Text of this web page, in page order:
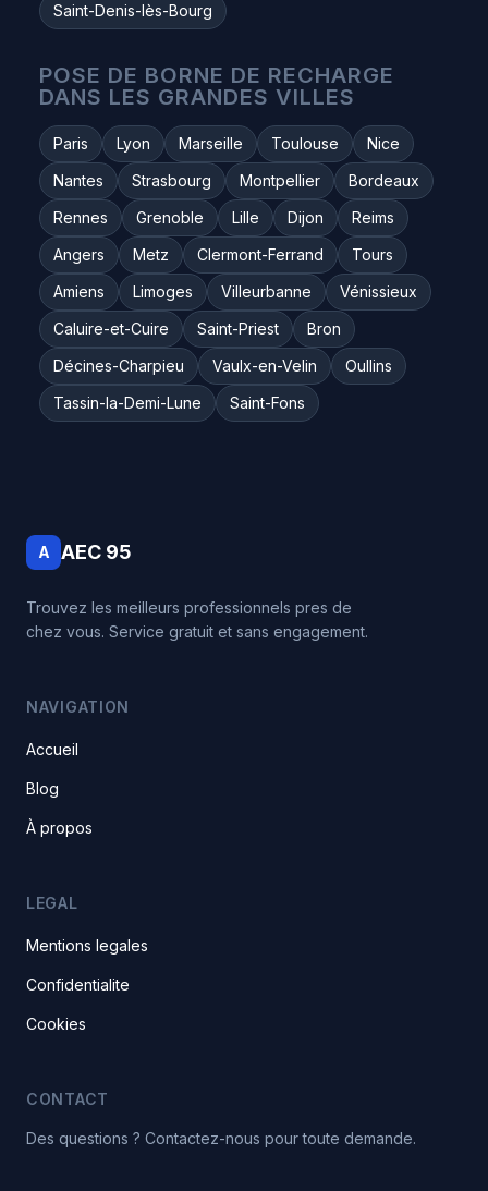
Saint-Denis-lès-Bourg
POSE DE BORNE DE RECHARGE
DANS LES GRANDES VILLES
Paris Lyon Marseille Toulouse
Nice
Nantes
Strasbourg Montpellier
Bordeaux
Rennes
Grenoble Lille Dijon
Reims
Angers
Metz Clermont-Ferrand
Tours
Amiens
Limoges Villeurbanne
Vénissieux
Caluire-et-Cuire
Saint-Priest
Bron
Décines-Charpieu
Vaulx-en-Velin
Oullins
Tassin-la-Demi-Lune
Saint-Fons
A AEC 95
Trouvez les meilleurs professionnels pres de
chez vous. Service gratuit et sans engagement.
NAVIGATION
Accueil
Blog
À propos
LEGAL
Mentions legales
Confidentialite
Cookies
CONTACT
Des questions ? Contactez-nous pour toute demande.